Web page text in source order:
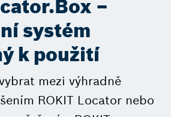
–
systém
k použití
mezi výhradně
ROKIT Locator nebo